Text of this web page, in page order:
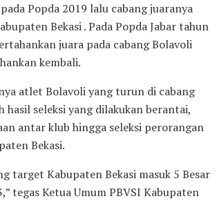
Popda 2019 lalu cabang juaranya
Bekasi . Pada Popda Jabar tahun
juara pada cabang Bolavoli
kembali.
atlet Bolavoli yang turun di cabang
hasil seleksi yang dilakukan berantai,
antar klub hingga seleksi perorangan
Bekasi.
target Kabupaten Bekasi masuk 5 Besar
tegas Ketua Umum PBVSI Kabupaten